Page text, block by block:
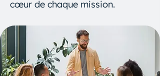
cœur de chaque mission.